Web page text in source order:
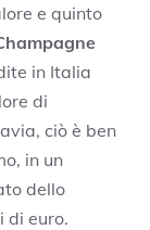
e quinto
in Italia
di
ciò è ben
in un
dello
di euro.